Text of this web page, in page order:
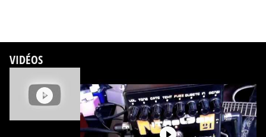
VIDÉOS